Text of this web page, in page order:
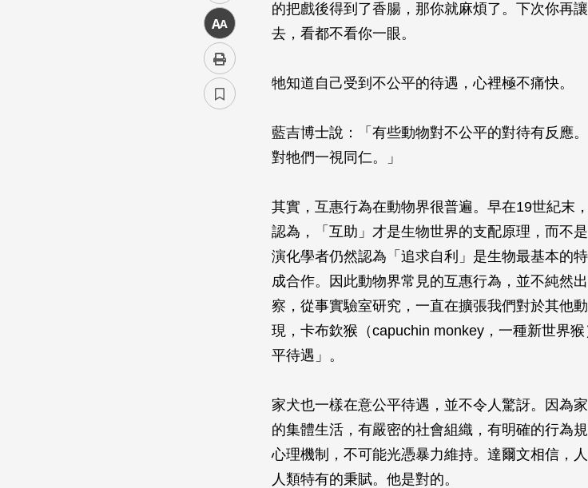
中
的把戲後得到了香腸，那你就麻煩了。下次你再
去，看都不看你一眼。
牠知道自己受到不公平的待遇，心裡極不痛快。
藍吉博士說：「有些動物對不公平的對待有反應
對牠們一視同仁。」
其實，互惠行為在動物界很普遍。早在19世紀末
認為，「互助」才是生物世界的支配原理，而不
演化學者仍然認為「追求自利」是生物最基本的
成合作。因此動物界常見的互惠行為，並不純然
察，從事實驗室研究，一直在擴張我們對於其他
現，卡布欽猴（capuchin monkey，一種新世界
平待遇」。
家犬也一樣在意公平待遇，並不令人驚訝。因為
的集體生活，有嚴密的社會組織，有明確的行為
心理機制，不可能光憑暴力維持。達爾文相信，
人類特有的秉賦。他是對的。